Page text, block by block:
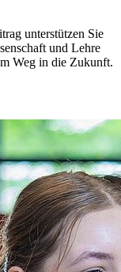
unterstützen Sie
und Lehre
Weg in die Zukunft.